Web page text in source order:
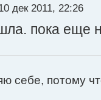
дек 2011, 22:26
пока еще
себе, потому